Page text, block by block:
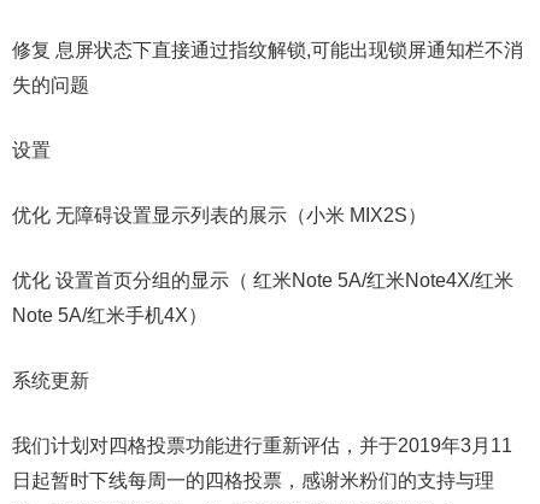
修复 息屏状态下直接通过指纹解锁,可能出现锁屏通知栏不消
失的问题
设置
优化 无障碍设置显示列表的展示（小米 MIX2S）
优化 设置首页分组的显示（ 红米Note 5A/红米Note4X/红米
Note 5A/红米手机4X）
系统更新
我们计划对四格投票功能进行重新评估，并于2019年3月11
日起暂时下线每周一的四格投票，感谢米粉们的支持与理